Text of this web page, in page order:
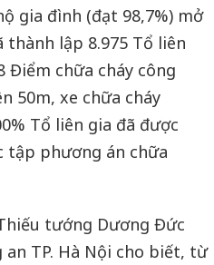
gia đình (đạt 98,7%) mở
lập 8.975 Tổ liên
Điểm chữa cháy công
50m, xe chữa cháy
Tổ liên gia đã được
tập phương án chữa
tướng Dương Đức
an TP. Hà Nội cho biết, từ